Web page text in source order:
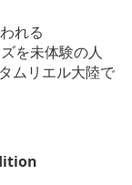
れる
を未体験の人
ムリエル大陸で